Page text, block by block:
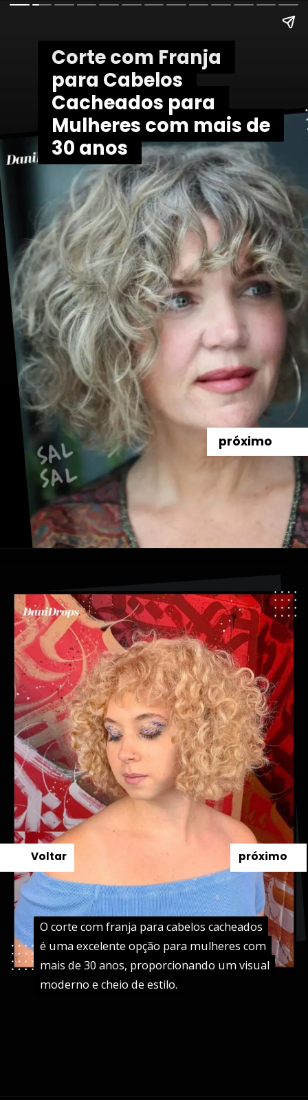
Corte com Franja
para Cabelos
Cacheados para
Mulheres com mais de
30 anos
Corte com Franja
para Cabelos
Cacheados para
Mulheres com mais de
30 anos
próximo
O corte com franja para cabelos cacheados
é uma excelente opção para mulheres com
mais de 30 anos, proporcionando um visual
moderno e cheio de estilo.
O corte com franja para cabelos cacheados
é uma excelente opção para mulheres com
mais de 30 anos, proporcionando um visual
moderno e cheio de estilo.
próximo
Voltar